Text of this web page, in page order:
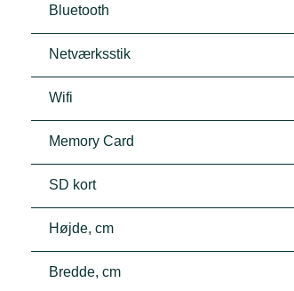
Bluetooth
Netværksstik
Wifi
Memory Card
SD kort
Højde, cm
Bredde, cm